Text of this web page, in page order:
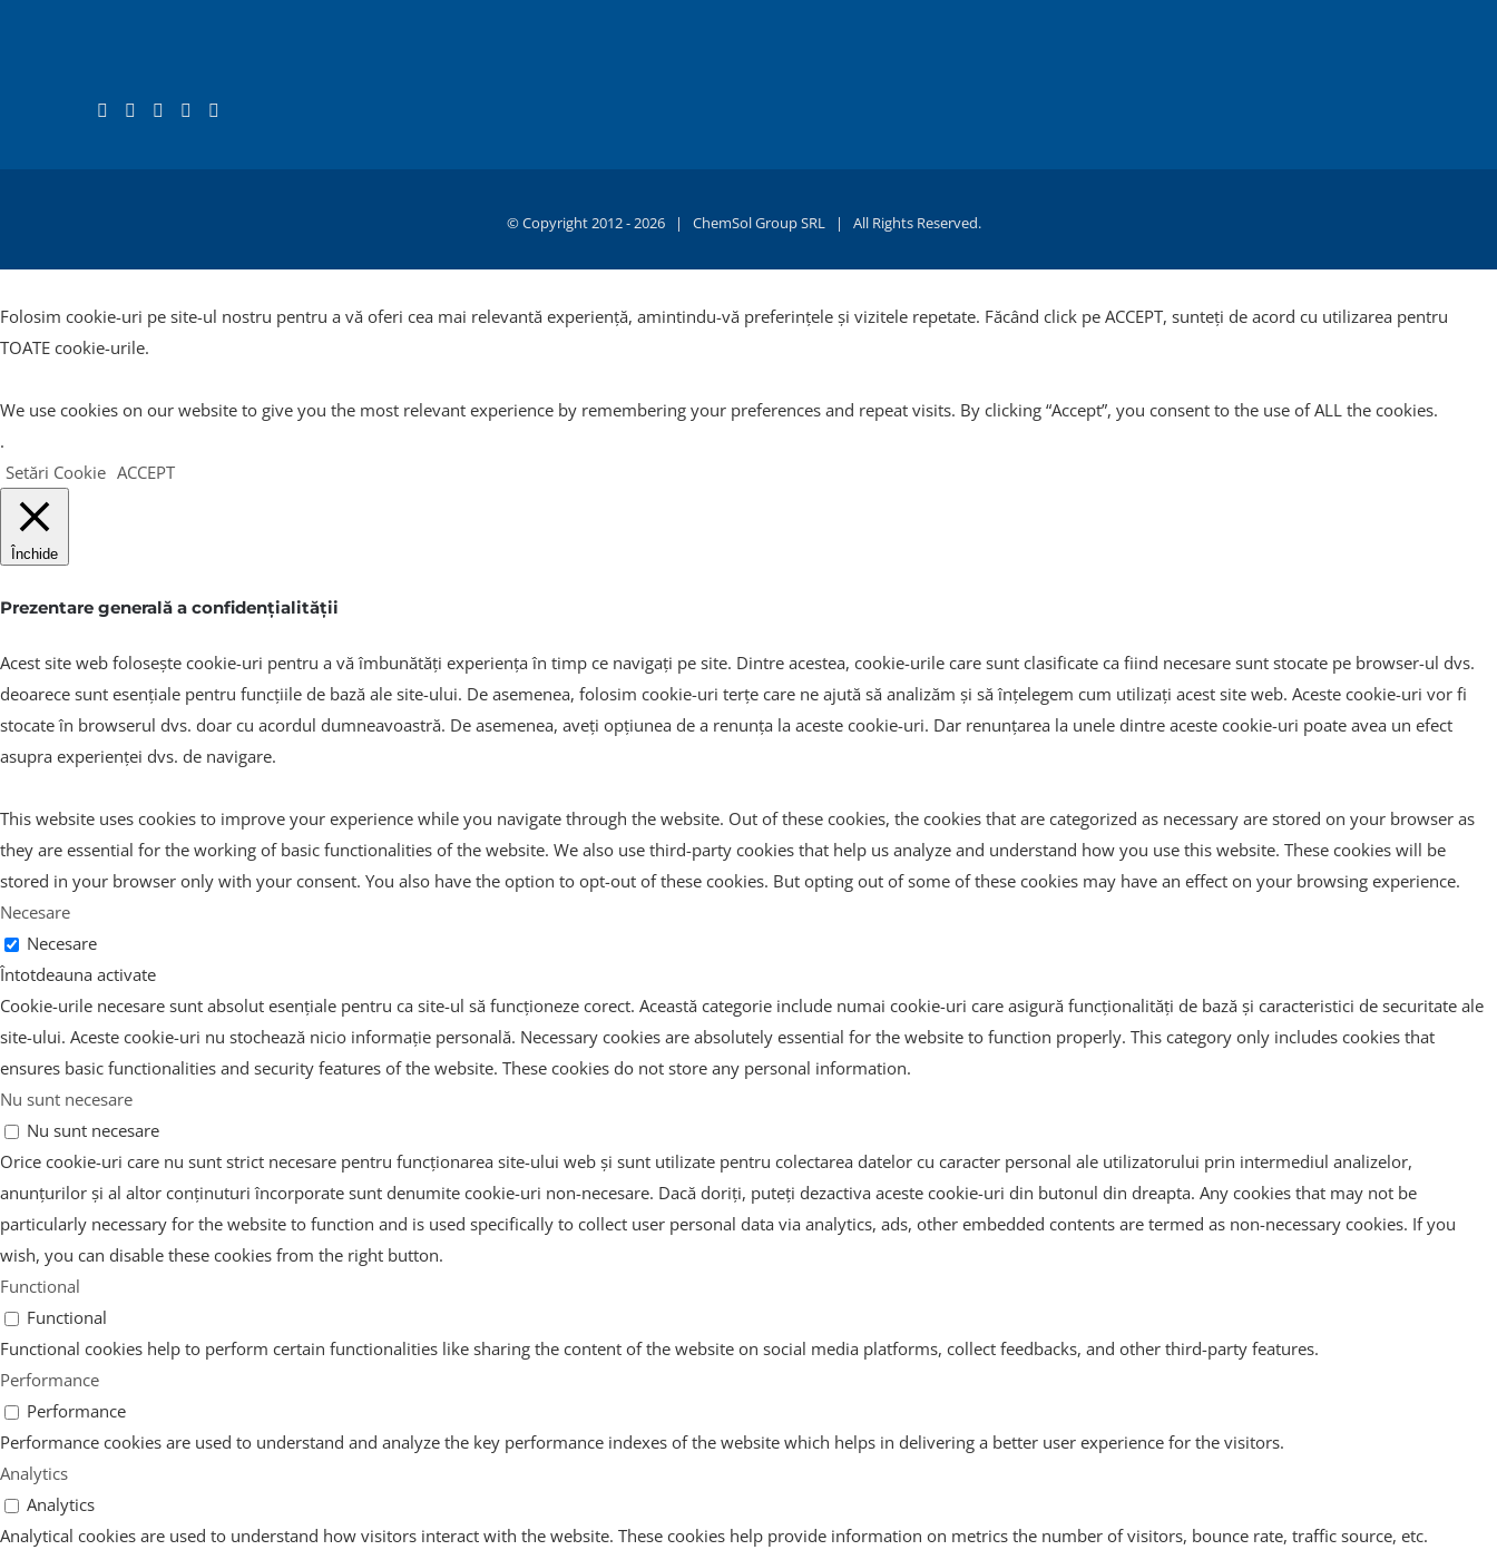
© Copyright 2012 - 2026 | ChemSol Group SRL | All Rights Reserved.
Folosim cookie-uri pe site-ul nostru pentru a vă oferi cea mai relevantă experiență, amintindu-vă preferințele și vizitele repetate. Făcând click pe ACCEPT, sunteți de acord cu utilizarea pentru
TOATE cookie-urile.
We use cookies on our website to give you the most relevant experience by remembering your preferences and repeat visits. By clicking “Accept”, you consent to the use of ALL the cookies.
.
Setări Cookie ACCEPT
Închide
Prezentare generală a confidențialității
Acest site web folosește cookie-uri pentru a vă îmbunătăți experiența în timp ce navigați pe site. Dintre acestea, cookie-urile care sunt clasificate ca fiind necesare sunt stocate pe browser-ul dvs.
deoarece sunt esențiale pentru funcțiile de bază ale site-ului. De asemenea, folosim cookie-uri terțe care ne ajută să analizăm și să înțelegem cum utilizați acest site web. Aceste cookie-uri vor fi
stocate în browserul dvs. doar cu acordul dumneavoastră. De asemenea, aveți opțiunea de a renunța la aceste cookie-uri. Dar renunțarea la unele dintre aceste cookie-uri poate avea un efect
asupra experienței dvs. de navigare.
This website uses cookies to improve your experience while you navigate through the website. Out of these cookies, the cookies that are categorized as necessary are stored on your browser as
they are essential for the working of basic functionalities of the website. We also use third-party cookies that help us analyze and understand how you use this website. These cookies will be
stored in your browser only with your consent. You also have the option to opt-out of these cookies. But opting out of some of these cookies may have an effect on your browsing experience.
Necesare
Necesare
Întotdeauna activate
Cookie-urile necesare sunt absolut esențiale pentru ca site-ul să funcționeze corect. Această categorie include numai cookie-uri care asigură funcționalități de bază și caracteristici de securitate ale
site-ului. Aceste cookie-uri nu stochează nicio informație personală. Necessary cookies are absolutely essential for the website to function properly. This category only includes cookies that
ensures basic functionalities and security features of the website. These cookies do not store any personal information.
Nu sunt necesare
Nu sunt necesare
Orice cookie-uri care nu sunt strict necesare pentru funcționarea site-ului web și sunt utilizate pentru colectarea datelor cu caracter personal ale utilizatorului prin intermediul analizelor,
anunțurilor și al altor conținuturi încorporate sunt denumite cookie-uri non-necesare. Dacă doriți, puteți dezactiva aceste cookie-uri din butonul din dreapta. Any cookies that may not be
particularly necessary for the website to function and is used specifically to collect user personal data via analytics, ads, other embedded contents are termed as non-necessary cookies. If you
wish, you can disable these cookies from the right button.
Functional
Functional
Functional cookies help to perform certain functionalities like sharing the content of the website on social media platforms, collect feedbacks, and other third-party features.
Performance
Performance
Performance cookies are used to understand and analyze the key performance indexes of the website which helps in delivering a better user experience for the visitors.
Analytics
Analytics
Analytical cookies are used to understand how visitors interact with the website. These cookies help provide information on metrics the number of visitors, bounce rate, traffic source, etc.